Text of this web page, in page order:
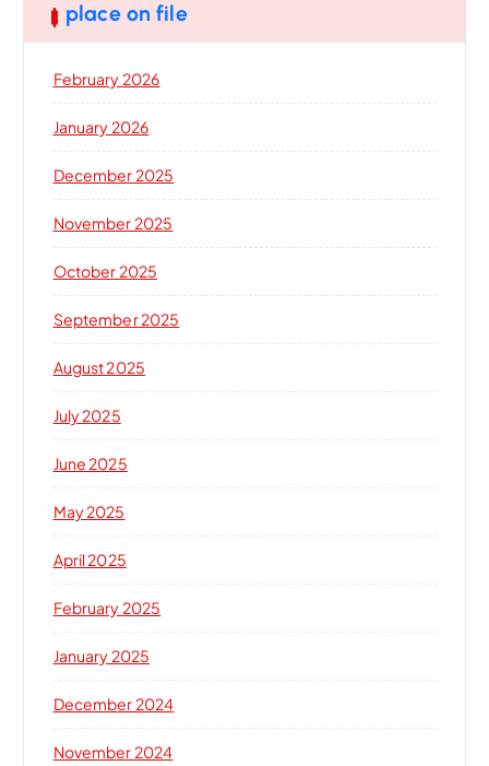
place on file
February 2026
January 2026
December 2025
November 2025
October 2025
September 2025
August 2025
July 2025
June 2025
May 2025
April 2025
February 2025
January 2025
December 2024
November 2024